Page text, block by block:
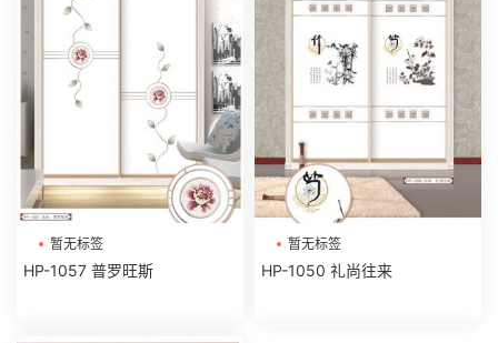
暂无标签
HP-1057 普罗旺斯
暂无标签
HP-1050 礼尚往来